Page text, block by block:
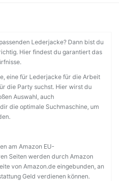
Lederjacke? Dann bist du
Hier findest du garantiert das
eine für Lederjacke für die Arbeit
die Party suchst. Hier wirst du
Auswahl, auch
die optimale Suchmaschine, um
am Amazon EU-
Seiten werden durch Amazon
von Amazon.de eingebunden, an
Geld verdienen können.